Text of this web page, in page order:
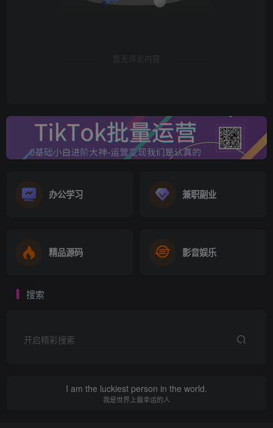
暂无评论内容
办公学习 兼职副业
精品源码 影音娱乐
搜索
开启精彩搜索
I am the luckiest person in the world.
我是世界上最幸运的人